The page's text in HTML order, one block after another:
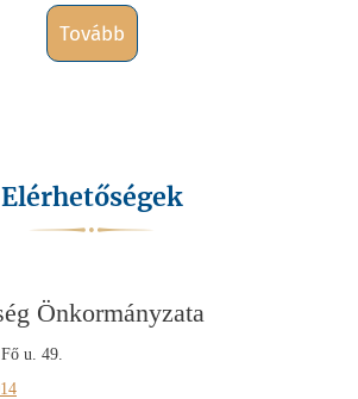
tovább
Elérhetőségek
Önkormányzata
u. 49.